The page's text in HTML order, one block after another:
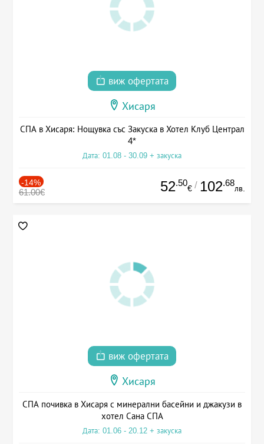
виж офертата
Хисаря
СПА в Хисаря: Нощувка със Закуска в Хотел Клуб Централ
4*
Дата: 01.08 - 30.09 + закуска
-14%
61.00€ 52.50
€ / 102.68
лв.
виж офертата
Хисаря
СПА почивка в Хисаря с минерални басейни и джакузи в
хотел Сана СПА
Дата: 01.06 - 20.12 + закуска